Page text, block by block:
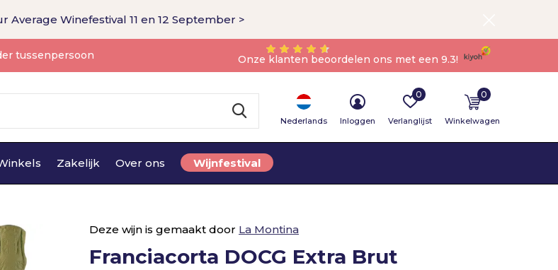
Zakelijk Over ons Wijnfestival
Nederlands Inloggen Verlanglijst
0
Winkelwagen
0
tussenpersoon Onze klanten beoordelen ons met een 9.3!
Average Winefestival 11 en 12 September >
Deze wijn is gemaakt door La Montina
Franciacorta DOCG Extra Brut